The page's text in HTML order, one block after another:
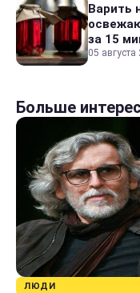
Варить
за 15
05
Больше
ЛЮДИ